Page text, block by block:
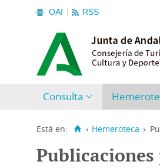
OAI RSS
Consulta
Está en: › Hemeroteca ›